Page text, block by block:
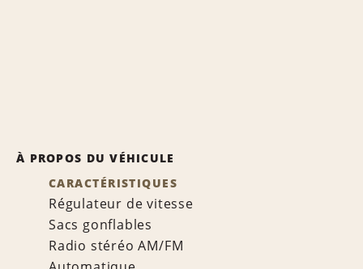
À PROPOS DU VÉHICULE
CARACTÉRISTIQUES
Régulateur de vitesse
Sacs gonflables
Radio stéréo AM/FM